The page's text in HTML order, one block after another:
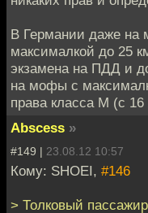
В Германии даже на
максималкой до 25
экзамена на ПДД и
на мофы с
права класса М (с 16
Abscess »
#149 | 23.08.12 10:57
Кому: SHOEI, #146
> Толковый